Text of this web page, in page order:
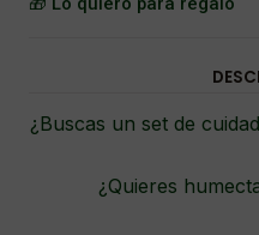
¿Buscas un set de
¿Quieres